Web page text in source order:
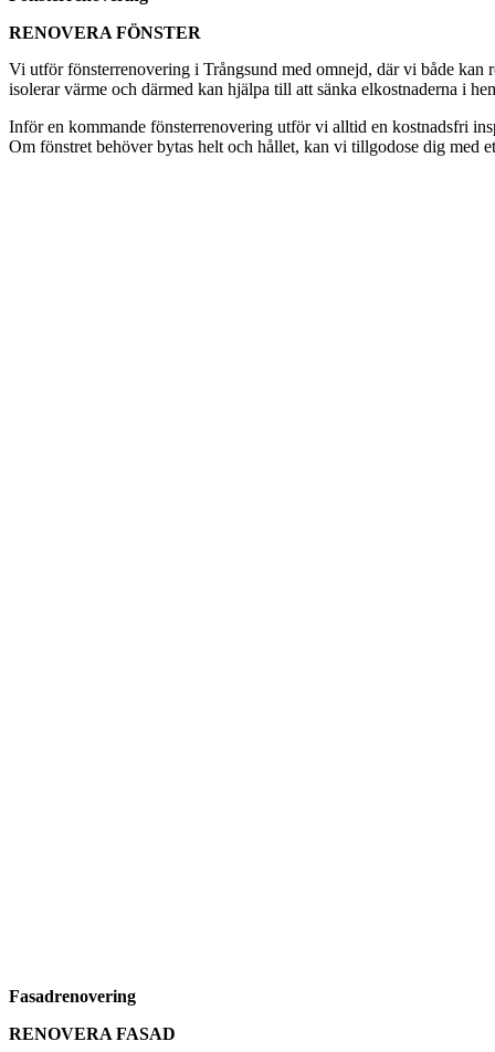
RENOVERA FÖNSTER
Vi utför fönsterrenovering i Trångsund med omnejd, där vi både
isolerar värme och därmed kan hjälpa till att sänka elkostnaderna i
Inför en kommande fönsterrenovering utför vi alltid en kostnadsfri
Om fönstret behöver bytas helt och hållet, kan vi tillgodose dig med
Fasadrenovering
RENOVERA FASAD